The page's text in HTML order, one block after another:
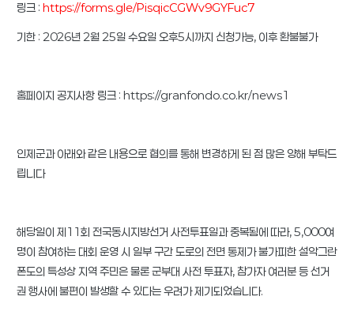
링크 : https://forms.gle/PisqicCGWv9GYFuc7
기한 : 2026년 2월 25일 수요일 오후5시까지 신청가능, 이후 환불불가
홈페이지 공지사항 링크 : https://granfondo.co.kr/news1
인제군과 아래와 같은 내용으로 협의를 통해 변경하게 된 점 많은 양해 부탁드
립니다
해당일이 제11회 전국동시지방선거 사전투표일과 중복됨에 따라, 5,000여
명이 참여하는 대회 운영 시 일부 구간 도로의 전면 통제가 불가피한 설악그란
폰도의 특성상 지역 주민은 물론 군부대 사전 투표자, 참가자 여러분 등 선거
권 행사에 불편이 발생할 수 있다는 우려가 제기되었습니다.